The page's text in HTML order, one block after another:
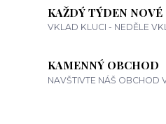
KAŽDÝ TÝDEN
VKLAD KLUCI - NEDĚLE
KAMENNÝ OBCHOD
NAVŠTIVTE NÁŠ OBCHOD